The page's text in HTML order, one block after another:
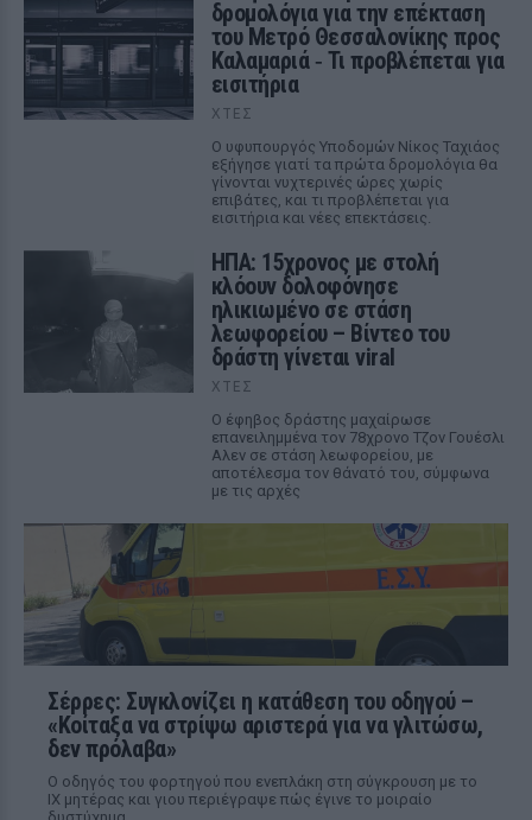
δρομολόγια για την επέκταση
του Μετρό Θεσσαλονίκης προς
Καλαμαριά ‑ Τι προβλέπεται για
εισιτήρια
ΧΤΕΣ
Ο υφυπουργός Υποδομών Νίκος Ταχιάος
εξήγησε γιατί τα πρώτα δρομολόγια θα
γίνονται νυχτερινές ώρες χωρίς
επιβάτες, και τι προβλέπεται για
εισιτήρια και νέες επεκτάσεις.
ΗΠΑ: 15χρονος με στολή
κλόουν δολοφόνησε
ηλικιωμένο σε στάση
λεωφορείου – Βίντεο του
δράστη γίνεται viral
ΧΤΕΣ
Ο έφηβος δράστης μαχαίρωσε
επανειλημμένα τον 78χρονο Τζον Γουέσλι
Αλεν σε στάση λεωφορείου, με
αποτέλεσμα τον θάνατό του, σύμφωνα
με τις αρχές
Σέρρες: Συγκλονίζει η κατάθεση του οδηγού –
«Κοίταξα να στρίψω αριστερά για να γλιτώσω,
δεν πρόλαβα»
Ο οδηγός του φορτηγού που ενεπλάκη στη σύγκρουση με το
ΙΧ μητέρας και γιου περιέγραψε πώς έγινε το μοιραίο